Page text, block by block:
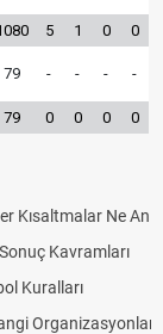
5 1 0 0
79 - - - -
79 0 0 0 0
Ne Anlama Gelir?